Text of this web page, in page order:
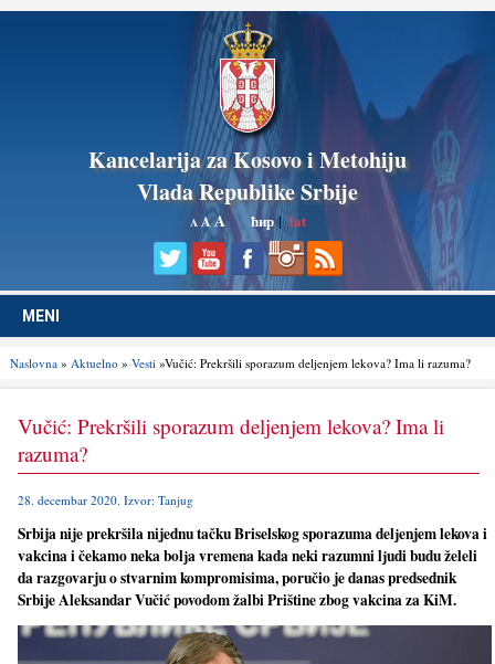
Kancelarija za Kosovo i Metohiju
Vlada Republike Srbije
A AA ћир|lat
MENI
Naslovna» Aktuelno» Vesti»Vučić: Prekršili sporazum delјenjem lekova? Ima li razuma?
Vučić: Prekršili sporazum delјenjem lekova? Ima li
razuma?
28. decembar 2020. Izvor: Tanjug
Srbija nije prekršila nijednu tačku Briselskog sporazuma delјenjem lekova i
vakcina i čekamo neka bolјa vremena kada neki razumni lјudi budu želeli
da razgovarju o stvarnim kompromisima, poručio je danas predsednik
Srbije Aleksandar Vučić povodom žalbi Prištine zbog vakcina za KiM.